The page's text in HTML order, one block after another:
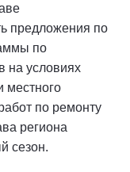
предложения по
по
на условиях
местного
по ремонту
региона
сезон.